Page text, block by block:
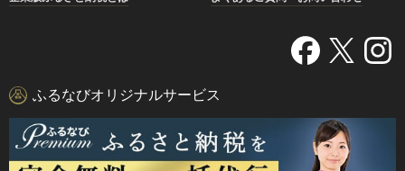
ふるなびオリジナルサービス